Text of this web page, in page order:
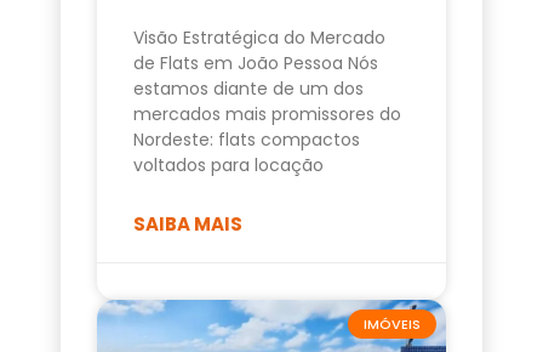
Visão Estratégica do Mercado
de Flats em João Pessoa Nós
estamos diante de um dos
mercados mais promissores do
Nordeste: flats compactos
voltados para locação
SAIBA MAIS
IMÓVEIS